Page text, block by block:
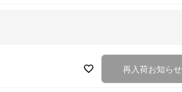
再入荷お知らせ